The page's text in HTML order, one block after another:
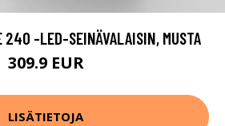
240 -LED-SEINÄVALAISIN, MUSTA
309.9 EUR
LISÄTIETOJA